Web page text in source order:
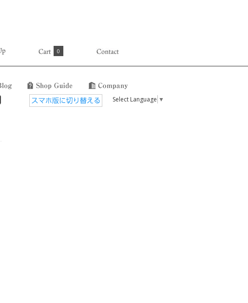
0
Select Language ▼